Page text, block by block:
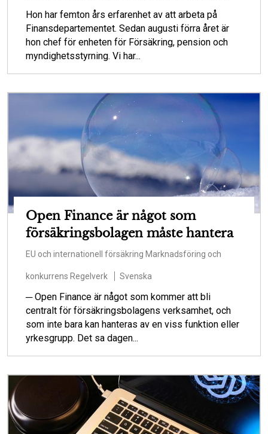
Hon har femton års erfarenhet av att arbeta på
Finansdepartementet. Sedan augusti förra året är
hon chef för enheten för Försäkring, pension och
myndighetsstyrning. Vi har...
Open Finance är något som
försäkringsbolagen måste hantera
EU och internationell försäkring Marknadsföring och
konkurrens Regelverk Svenska
─ Open Finance är något som kommer att bli
centralt för försäkringsbolagens verksamhet, och
som inte bara kan hanteras av en viss funktion eller
yrkesgrupp. Det sa dagen...